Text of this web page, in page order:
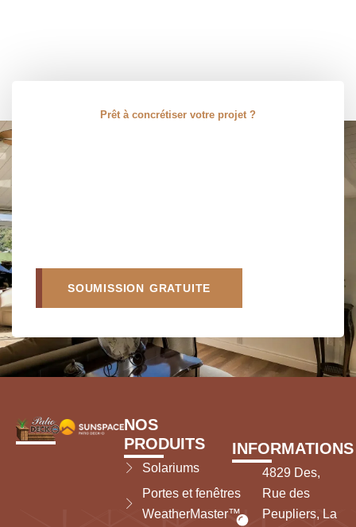
Prêt à concrétiser votre projet ?
SOUMISSION GRATUITE
NOS
PRODUITS
Solariums
Portes et fenêtres
WeatherMaster™
INFORMATIONS
4829 Des,
Rue des
Peupliers, La